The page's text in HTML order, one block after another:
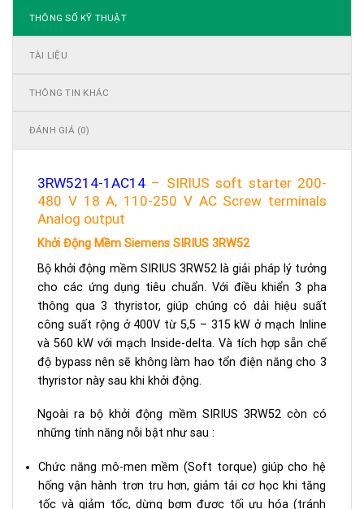
THÔNG SỐ KỸ THUẬT
TÀI LIỆU
THÔNG TIN KHÁC
ĐÁNH GIÁ (0)
3RW5214-1AC14 – SIRIUS soft starter 200-
480 V 18 A, 110-250 V AC Screw terminals
Analog output
Khởi Động Mềm Siemens SIRIUS 3RW52
Bộ khởi động mềm SIRIUS 3RW52 là giải pháp lý tưởng
cho các ứng dụng tiêu chuẩn. Với điều khiển 3 pha
thông qua 3 thyristor, giúp chúng có dải hiệu suất
công suất rộng ở 400V từ 5,5 – 315 kW ở mạch Inline
và 560 kW với mạch Inside-delta. Và tích hợp sẵn chế
độ bypass nên sẽ không làm hao tổn điện năng cho 3
thyristor này sau khi khởi động.
Ngoài ra bộ khởi động mềm SIRIUS 3RW52 còn có
những tính năng nỗi bật như sau :
Chức năng mô-men mềm (Soft torque) giúp cho hệ
hống vận hành trơn tru hơn, giảm tải cơ học khi tăng
tốc và giảm tốc, dừng bơm được tối ưu hóa (tránh